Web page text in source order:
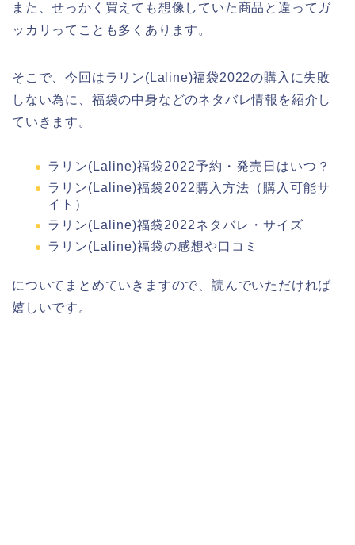
また、せっかく買えても想像していた商品と違ってガ
ッカリってことも多くあります。
そこで、今回はラリン(Laline)福袋2022の購入に失敗
しない為に、福袋の中身などのネタバレ情報を紹介し
ていきます。
ラリン(Laline)福袋2022予約・発売日はいつ？
ラリン(Laline)福袋2022購入方法（購入可能サ
イト）
ラリン(Laline)福袋2022ネタバレ・サイズ
ラリン(Laline)福袋の感想や口コミ
についてまとめていきますので、読んでいただければ
嬉しいです。